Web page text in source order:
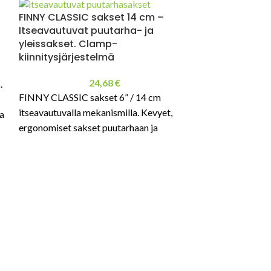
FINNY CLASSIC sakset 14 cm –
Itseavautuvat puutarha- ja
yleissakset. Clamp-
kiinnitysjärjestelmä
24,68€
FINNY CLASSIC sakset 6” / 14 cm
itseavautuvalla mekanismilla. Kevyet,
ergonomiset sakset puutarhaan ja